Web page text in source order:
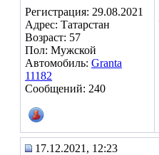
Регистрация: 29.08.2021
Адрес: Татарстан
Возраст: 57
Пол: Мужской
Автомобиль: Granta
11182
Сообщений: 240
17.12.2021, 12:23